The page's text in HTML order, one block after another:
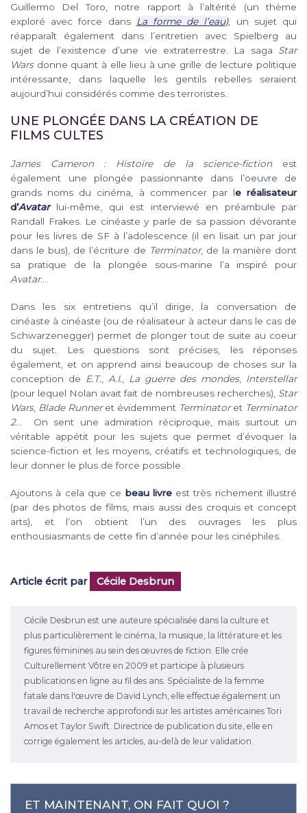
Guillermo Del Toro, notre rapport à l’altérité (un thème
exploré avec force dans
La forme de l’eau), un sujet qui
réapparaît également dans l’entretien avec Spielberg au
sujet de l’existence d’une vie extraterrestre. La saga Star
Warsdonne quant à elle lieu à une grille de lecture politique
intéressante, dans laquelle les gentils rebelles seraient
aujourd’hui considérés comme des terroristes.
UNE PLONGÉE DANS LA CRÉATION DE
FILMS CULTES
James Cameron : Histoire de la science-fiction est
également une plongée passionnante dans l’oeuvre de
grands noms du cinéma, à commencer par le réalisateur
d’Avatarlui-même, qui est interviewé en préambule par
Randall Frakes. Le cinéaste y parle de sa passion dévorante
pour les livres de SF à l’adolescence (il en lisait un par jour
dans le bus), de l’écriture de Terminator, de la manière dont
sa pratique de la plongée sous-marine l’a inspiré pour
Avatar….
Dans les six entretiens qu’il dirige, la conversation de
cinéaste à cinéaste (ou de réalisateur à acteur dans le cas de
Schwarzenegger) permet de plonger tout de suite au coeur
du sujet. Les questions sont précises, les réponses
également, et on apprend ainsi beaucoup de choses sur la
conception de
E.T. A.I. La guerre des mondes,
Interstellar
(pour lequel Nolan avait fait de nombreuses recherches), Star
Wars, Blade Runneret évidemment Terminatoret Terminator
2… On sent une admiration réciproque, mais surtout un
véritable appétit pour les sujets que permet d’évoquer la
science-fiction et les moyens, créatifs et technologiques, de
leur donner le plus de force possible.
Ajoutons à cela que ce beau livreest très richement illustré
(par des photos de films, mais aussi des croquis et concept
arts), et l’on obtient l’un des ouvrages les plus
enthousiasmants de cette fin d’année pour les cinéphiles.
Article écrit par Cécile Desbrun
Cécile Desbrun est une auteure spécialisée dans la culture et
plus particulièrement le cinéma, la musique, la littérature et les
figures féminines au sein des œuvres de fiction. Elle crée
Culturellement Vôtre en 2009 et participe à plusieurs
publications en ligne au fil des ans. Spécialiste de la femme
fatale dans l'œuvre de David Lynch, elle effectue également un
travail de recherche approfondi sur les artistes américaines Tori
Amos et Taylor Swift. Directrice de publication du site, elle en
corrige également les articles, au-delà de leur validation.
ET MAINTENANT, ON FAIT QUOI ?